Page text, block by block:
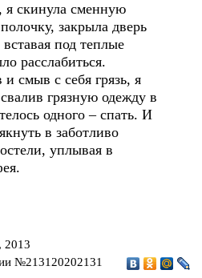
я скинула сменную
закрыла дверь
под теплые
расслабиться.
и смыв с себя грязь, я
грязную одежду в
одного – спать. И
в заботливо
уплывая в
, 2013
№213120202131